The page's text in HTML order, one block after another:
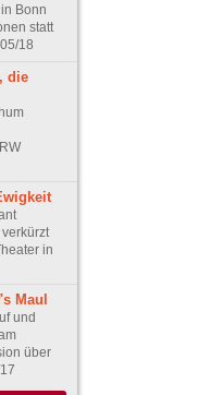
Bonn
statt
18
die
in
Maul
und
über